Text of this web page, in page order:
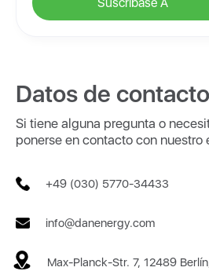
Datos de contacto
Si tiene alguna pregunta o
ponerse en contacto con nuestro
+49 (030) 5770-34433
info@danenergy.com
Max-Planck-Str. 7, 12489